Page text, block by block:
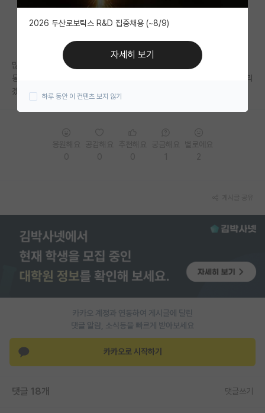
자유 게시판(아무개랩)
미국 유학 게시판
미국 대학원 합격 후기 게시판
대학원 합격 후기 게시판
임용 후기 게시판
특수/전문대학원 게시판
반도체/AI 게시판
학술 정보 게시판
많은 답변 감사합니다.
동기가 알고리즘에 떠서 내리는게 좋아보인다 하여 내립니다. 양해 부탁드리
겠습니다.
카카오 계정과 연동하여 게시글에 달린
댓글 알람, 소식등을 빠르게 받아보세요
카카오로 시작하기
댓글 18개 댓글쓰기
2026 두산로보틱스 R&D 집중채용 (~8/9)
자세히 보기
하루 동안 이 컨텐츠 보지 않기